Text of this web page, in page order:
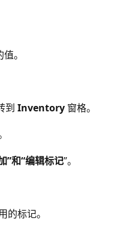
。
到 Inventory 窗格。
”和“编辑标记”。
的标记。